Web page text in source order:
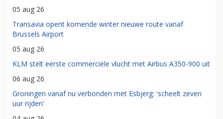
05 aug 26
Transavia opent komende winter nieuwe route vanaf
Brussels Airport
05 aug 26
KLM stelt eerste commerciële vlucht met Airbus A350-900 uit
06 aug 26
Groningen vanaf nu verbonden met Esbjerg: 'scheelt zeven
uur rijden'